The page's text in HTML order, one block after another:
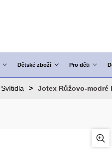
Dětské zboží Pro děti
Svítidla Jotex Růžovo-modré